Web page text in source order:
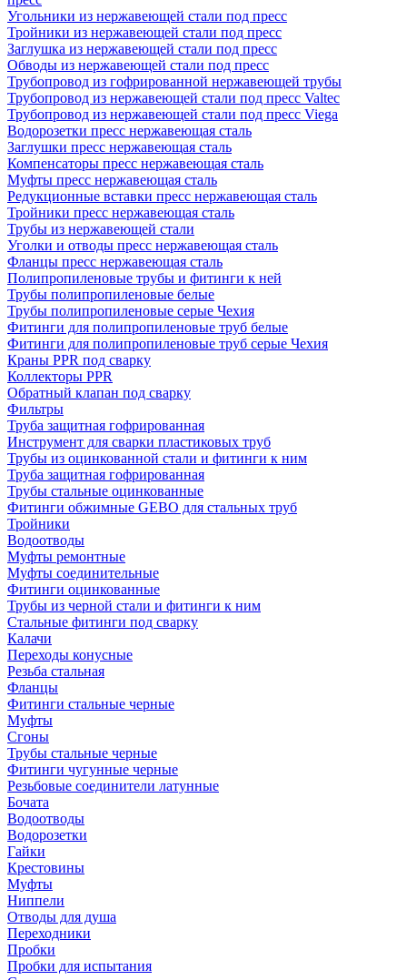
Угольники из нержавеющей стали под пресс
Тройники из нержавеющей стали под пресс
Заглушка из нержавеющей стали под пресс
Обводы из нержавеющей стали под пресс
Трубопровод из гофрированной нержавеющей трубы
Трубопровод из нержавеющей стали под пресс Valtec
Трубопровод из нержавеющей стали под пресс Viega
Водорозетки пресс нержавеющая сталь
Заглушки пресс нержавеющая сталь
Компенсаторы пресс нержавеющая сталь
Муфты пресс нержавеющая сталь
Редукционные вставки пресс нержавеющая сталь
Тройники пресс нержавеющая сталь
Трубы из нержавеющей стали
Уголки и отводы пресс нержавеющая сталь
Фланцы пресс нержавеющая сталь
Полипропиленовые трубы и фитинги к ней
Трубы полипропиленовые белые
Трубы полипропиленовые серые Чехия
Фитинги для полипропиленовые труб белые
Фитинги для полипропиленовые труб серые Чехия
Краны PPR под сварку
Коллекторы PPR
Обратный клапан под сварку
Фильтры
Труба защитная гофрированная
Инструмент для сварки пластиковых труб
Трубы из оцинкованной стали и фитинги к ним
Труба защитная гофрированная
Трубы стальные оцинкованные
Фитинги обжимные GEBO для стальных труб
Тройники
Водоотводы
Муфты ремонтные
Муфты соединительные
Фитинги оцинкованные
Трубы из черной стали и фитинги к ним
Стальные фитинги под сварку
Калачи
Переходы конусные
Резьба стальная
Фланцы
Фитинги стальные черные
Муфты
Сгоны
Трубы стальные черные
Фитинги чугунные черные
Резьбовые соединители латунные
Бочата
Водоотводы
Водорозетки
Гайки
Крестовины
Муфты
Ниппели
Отводы для душа
Переходники
Пробки
Пробки для испытания